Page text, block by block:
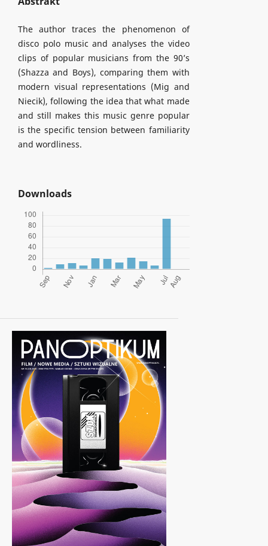
The author traces the phenomenon of
disco polo music and analyses the video
clips of popular musicians from the 90’s
(Shazza and Boys), comparing them with
modern visual representations (Mig and
Niecik), following the idea that what made
and still makes this music genre popular
is the specific tension between familiarity
and wordliness.
Downloads